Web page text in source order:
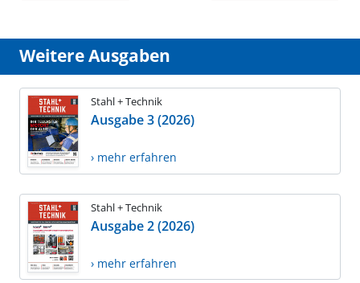
Weitere Ausgaben
Stahl + Technik
Ausgabe 3 (2026)
› mehr erfahren
Stahl + Technik
Ausgabe 2 (2026)
› mehr erfahren